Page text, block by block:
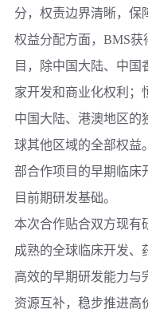
分，权责边界清晰，保
权益分配方面， BMS获
目，除中国大陆、中国
家开发和商业化权利；
中国大陆、港澳地区的
球其他区域的全部权益
部合作项目的早期临床
目前期研发基础。
本次合作贴合双方现有
成熟的全球临床开发、
高效的早期研发能力与
资源互补，稳步推进高